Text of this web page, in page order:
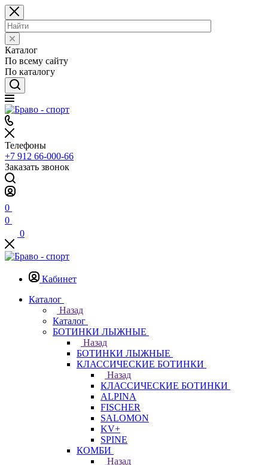
Каталог
По всему сайту
По каталогу
Телефоны
+7 912 66-000-66
Заказать звонок
0
0
0
Кабинет
Каталог
Назад
Каталог
БОТИНКИ ЛЫЖНЫЕ
Назад
БОТИНКИ ЛЫЖНЫЕ
КЛАССИЧЕСКИЕ БОТИНКИ
Назад
КЛАССИЧЕСКИЕ БОТИНКИ
ALPINA
FISCHER
SALOMON
KV+
SPINE
КОМБИ
Назад